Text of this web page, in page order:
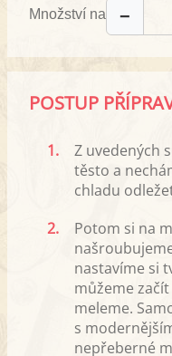
Množství na −
POSTUP
1.
Z uvedených
těsto a
chladu
2.
Potom si na
nastavíme si
můžeme
meleme.
s
nepřeberné